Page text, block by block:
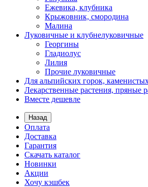
Ежевика, клубника
Крыжовник, смородина
Малина
Луковичные и клубнелуковичные
Георгины
Гладиолус
Лилия
Прочие луковичные
Для альпийских горок,
Лекарственные растения, пряные
Вместе дешевле
Назад
Оплата
Доставка
Гарантия
Скачать каталог
Новинки
Акции
Хочу кэшбек